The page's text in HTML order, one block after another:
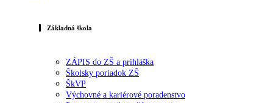
Základná škola
ZÁPIS do ZŠ a prihláška
Školsky poriadok ZŠ
ŠkVP
Výchovné a kariérové poradenstvo